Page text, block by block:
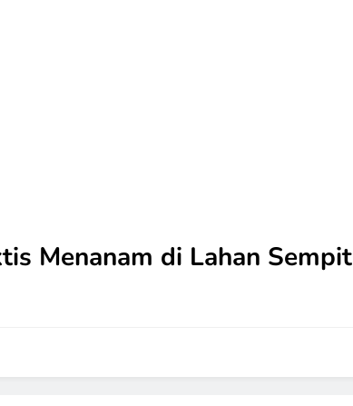
Menanam di Lahan Sempit